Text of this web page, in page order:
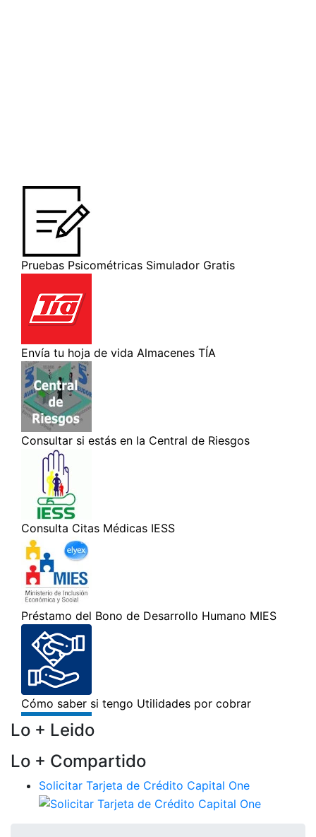
Lo + Leido
Lo + Compartido
Solicitar Tarjeta de Crédito Capital One